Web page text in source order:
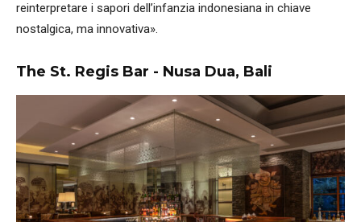
reinterpretare i sapori dell’infanzia indonesiana in chiave
nostalgica, ma innovativa».
The St. Regis Bar - Nusa Dua, Bali